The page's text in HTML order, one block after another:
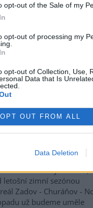
opt-out of the Sale of my
opt-out of processing my
opt-out of Collection, Use,
Data that Is
OPT OUT FROM ALL
Data Deletion
dnes v noci
ve středu brzo ráno je
v reaktoru prvního bloku
to dnes oznámil tiskový
dnešní den bude
(JETE) snižovat
se nastartuje štěpná
sezónu
osvětlení malých vleků,
letošní zimní sezónou
Zadov - Churáňov -
už budeme uměle